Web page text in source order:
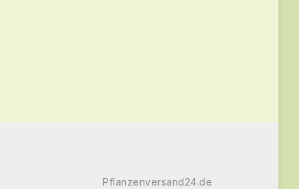
Pflanzenversand24.de